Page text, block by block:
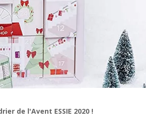
de l'Avent ESSIE 2020 !